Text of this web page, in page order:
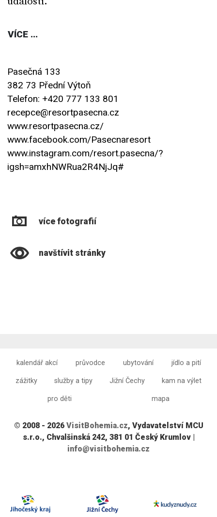
VÍCE ...
Pasečná 133
382 73 Přední Výtoň
Telefon: +420 777 133 801
recepce@resortpasecna.cz
www.resortpasecna.cz/
www.facebook.com/Pasecnaresort
www.instagram.com/resort.pasecna/?
igsh=amxhNWRua2R4NjJq#
více fotografií
navštívit stránky
kalendář akcí průvodce ubytování jídlo a pití
zážitky služby a tipy Jižní Čechy kam na výlet
pro děti mapa
© 2008 - 2026 VisitBohemia.cz, Vydavatelství MCU
s.r.o., Chvalšinská 242, 381 01 Český Krumlov |
info@visitbohemia.cz